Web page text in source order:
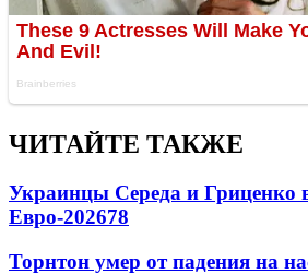
ЧИТАЙТЕ ТАКЖЕ
Украинцы Середа и Гриценко
Евро-202678
Торнтон умер от падения на